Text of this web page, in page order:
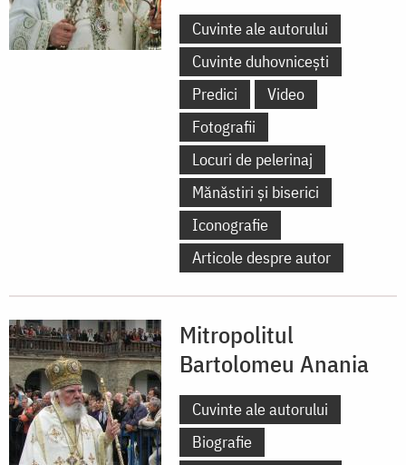
Cuvinte ale autorului
Cuvinte duhovnicești
Predici
Video
Fotografii
Locuri de pelerinaj
Mănăstiri și biserici
Iconografie
Articole despre autor
Mitropolitul
Bartolomeu Anania
Cuvinte ale autorului
Biografie